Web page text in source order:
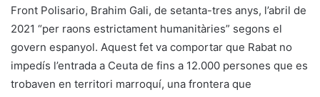
Front Polisario, Brahim Gali, de setanta-tres anys, l’abril de
2021 “per raons estrictament humanitàries” segons el
govern espanyol. Aquest fet va comportar que Rabat no
impedís l’entrada a Ceuta de fins a 12.000 persones que es
trobaven en territori marroquí, una frontera que